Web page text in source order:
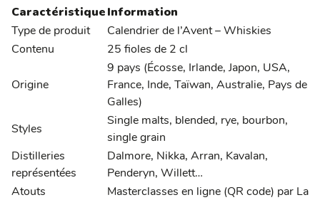
CaractéristiqueInformation
Type de produit
Calendrier de l’Avent – Whiskies
Contenu
25 fioles de 2 cl
Origine
9 pays (Écosse, Irlande, Japon, USA,
France, Inde, Taïwan, Australie, Pays de
Galles)
Styles
Single malts, blended, rye, bourbon,
single grain
Distilleries
représentées
Dalmore, Nikka, Arran, Kavalan,
Penderyn, Willett…
Atouts
Masterclasses en ligne (QR code) par La